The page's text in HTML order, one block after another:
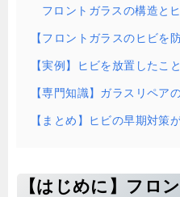
フロントガラスの構造と
【フロントガラスのヒビを
【実例】ヒビを放置したこ
【専門知識】ガラスリペア
【まとめ】ヒビの早期対策
【はじめに】フロ